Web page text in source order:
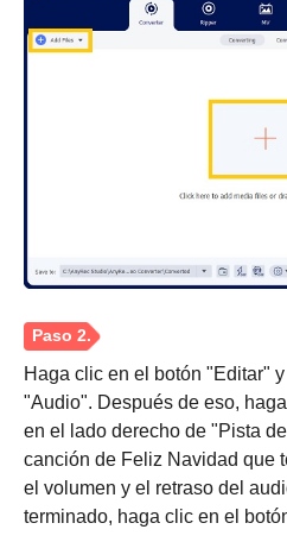
Haga clic en el botón "Editar"
"Audio". Después de eso,
en el lado derecho de "Pista
canción de Feliz Navidad que
el volumen y el retraso del
terminado, haga clic en el